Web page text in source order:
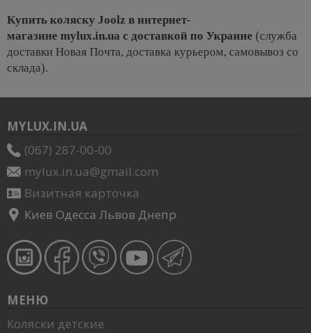
Купить коляску Joolz в интернет-
магазине mylux.in.ua с доставкой по Украине (служба
доставки Новая Почта, доставка курьером, самовывоз со
склада).
MYLUX.IN.UA
(067) 287-00-00
mylux.in.ua@gmail.com
Визитная карточка
Киев Одесса Львов Днепр
МЕНЮ
Коляски детские